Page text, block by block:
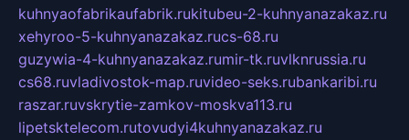
kuhnyaofabrikaufabrik.rukitubeu-2-kuhnyanazakaz.ru
xehyroo-5-kuhnyanazakaz.rucs-68.ru
guzywia-4-kuhnyanazakaz.rumir-tk.ruvlknrussia.ru
cs68.ruvladivostok-map.ruvideo-seks.rubankaribi.ru
raszar.ruvskrytie-zamkov-moskva113.ru
lipetsktelecom.rutovudyi4kuhnyanazakaz.ru